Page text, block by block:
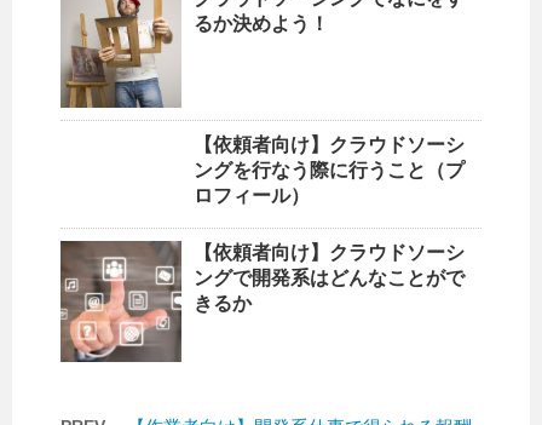
るか決めよう！
【依頼者向け】クラウドソーシ
ングを行なう際に行うこと（プ
ロフィール）
【依頼者向け】クラウドソーシ
ングで開発系はどんなことがで
きるか